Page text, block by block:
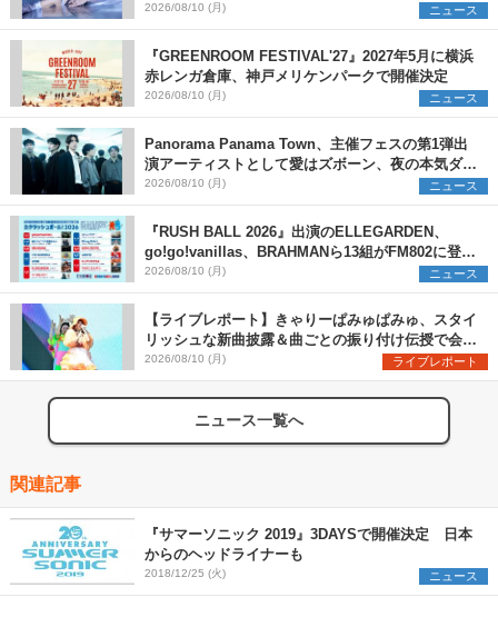
一部解禁【コメントあり】
2026/08/10 (月) ニュース
『GREENROOM FESTIVAL'27』2027年5月に横浜
赤レンガ倉庫、神戸メリケンパークで開催決定
2026/08/10 (月) ニュース
Panorama Panama Town、主催フェスの第1弾出
演アーティストとして愛はズボーン、夜の本気ダン
スらを発表 「plus∈you」のMVも公開に
2026/08/10 (月) ニュース
『RUSH BALL 2026』出演のELLEGARDEN、
go!go!vanillas、BRAHMANら13組がFM802に登
場、他出演アーティストの“渾身の1曲”をセレクト
2026/08/10 (月) ニュース
【ライブレポート】きゃりーぱみゅぱみゅ、スタイ
リッシュな新曲披露＆曲ごとの振り付け伝授で会場
を盛り上げまくる！＜LuckyFes’26＞
2026/08/10 (月) ライブレポート
ニュース一覧へ
関連記事
『サマーソニック 2019』3DAYSで開催決定 日本
からのヘッドライナーも
2018/12/25 (火) ニュース